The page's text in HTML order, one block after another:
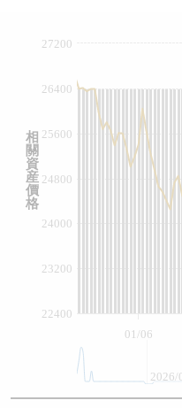
01/06
24000
22400
23200
24800
25600
26400
27200
2026/
相
關
資
産
價
格
牛熊證文件及公告
牛熊證文件及公告 (瑞信)
收市競價變化